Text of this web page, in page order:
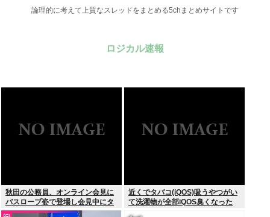
論理的に考えて上質なスレッドをまとめる5chまとめサイトです
ロジカル速報
秋田の公務員、オンライン会見に
バスローブ姿で登場し会見中にタ
バコを吸う←あのさあ！
近くでタバコ(iQOS)吸うやつがい
て洗濯物が全部iQOS臭くなった